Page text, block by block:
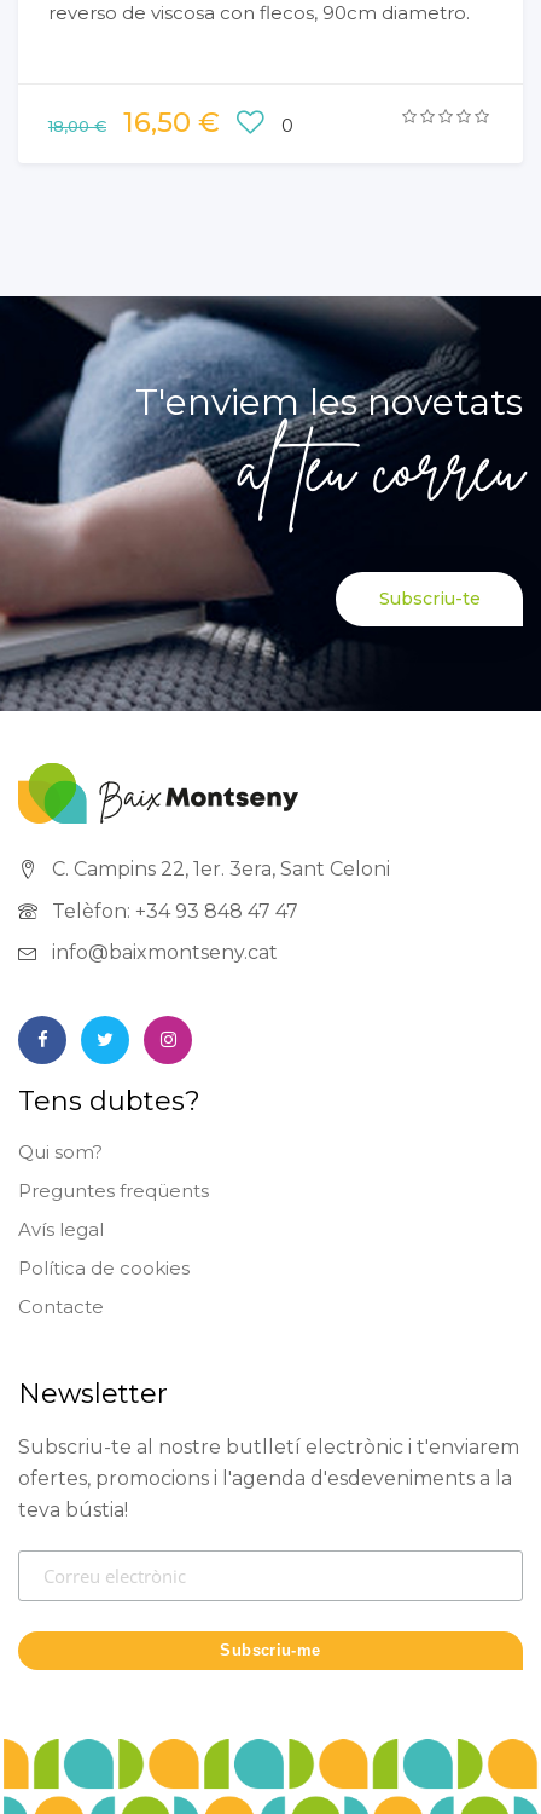
reverso de viscosa con flecos, 90cm diametro.
18,00 € 16,50 € 0
T'enviem les novetats
al teu correu
Subscriu-te
C. Campins 22, 1er. 3era, Sant Celoni
Telèfon: +34 93 848 47 47
info@baixmontseny.cat
Tens dubtes?
Qui som?
Preguntes freqüents
Avís legal
Política de cookies
Contacte
Newsletter
Subscriu-te al nostre butlletí electrònic i t'enviarem
ofertes, promocions i l'agenda d'esdeveniments a la
teva bústia!